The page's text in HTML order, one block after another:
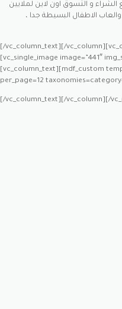
و التسوق اون لاين لملايين
الاطفال البسيطة جدا ،
[/vc_column_text][/
[vc_single_image image=”441″
[vc_column_text][mdf_custom
per_page=12
[/vc_column_text][/vc_column][/